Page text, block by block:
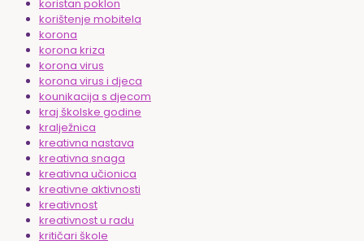
koristan poklon
korištenje mobitela
korona
korona kriza
korona virus
korona virus i djeca
kounikacija s djecom
kraj školske godine
kralježnica
kreativna nastava
kreativna snaga
kreativna učionica
kreativne aktivnosti
kreativnost
kreativnost u radu
kritičari škole